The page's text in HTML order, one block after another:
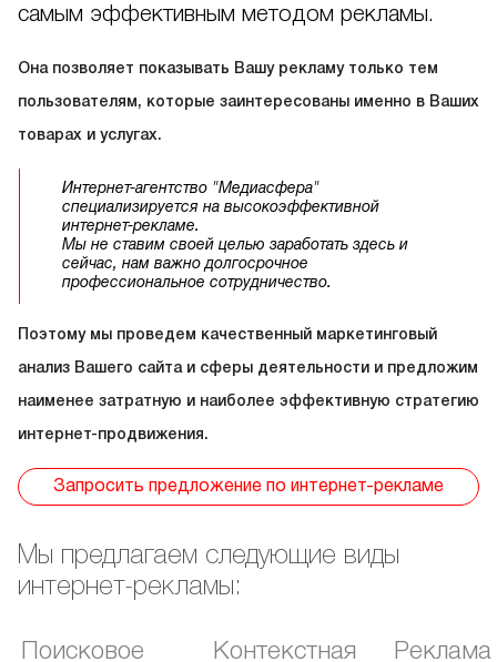
самым эффективным методом рекламы.
Она позволяет показывать Вашу рекламу только тем
пользователям, которые заинтересованы именно в Ваших
товарах и услугах.
Интернет-агентство "Медиасфера"
специализируется на высокоэффективной
интернет-рекламе.
Мы не ставим своей целью заработать здесь и
сейчас, нам важно долгосрочное
профессиональное сотрудничество.
Поэтому мы проведем качественный маркетинговый
анализ Вашего сайта и сферы деятельности и предложим
наименее затратную и наиболее эффективную стратегию
интернет-продвижения.
Запросить предложение по интернет-рекламе
Мы предлагаем следующие виды
интернет-рекламы:
Поисковое
Контекстная
Реклама